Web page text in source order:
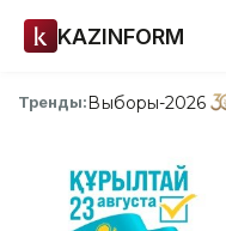
KAZINFORM
Тренды:Выборы-2026